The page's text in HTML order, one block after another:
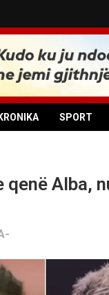
KRONIKA SPORT
qenë Alba,